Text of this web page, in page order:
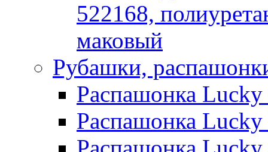
522168,
маковый
Рубашки,
Распашонка
Распашонка